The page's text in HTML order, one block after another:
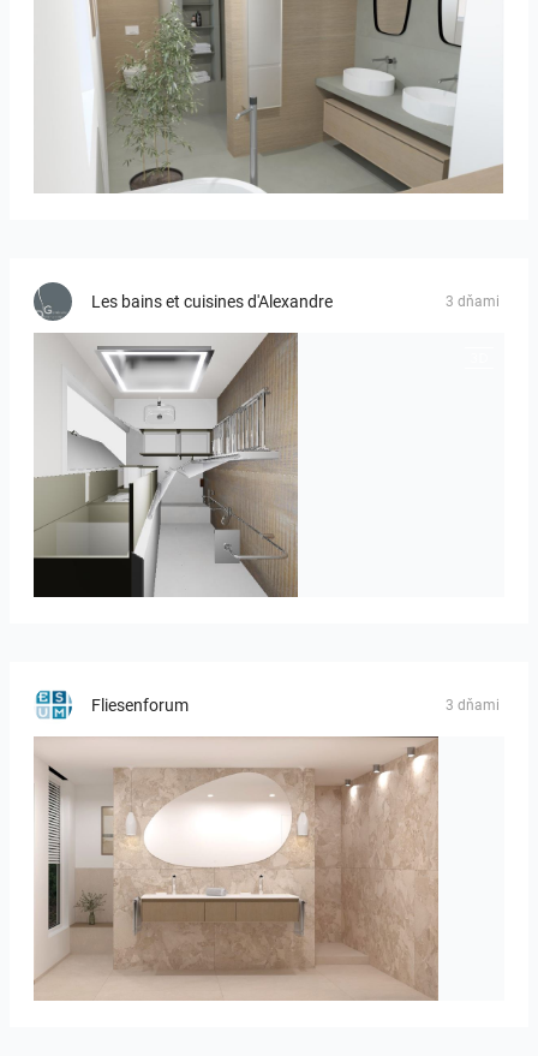
Bild_01
Les bains et cuisines d'Alexandre 3 dňami
JEGOUX-PASSER
Fliesenforum 3 dňami